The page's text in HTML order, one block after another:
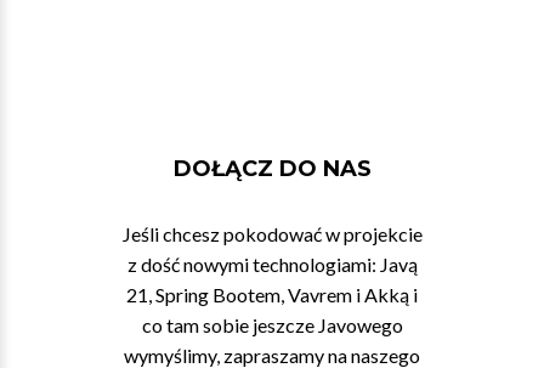
DOŁĄCZ DO NAS
Jeśli chcesz pokodować w projekcie
z dość nowymi technologiami: Javą
21, Spring Bootem, Vavrem i Akką i
co tam sobie jeszcze Javowego
wymyślimy, zapraszamy na naszego